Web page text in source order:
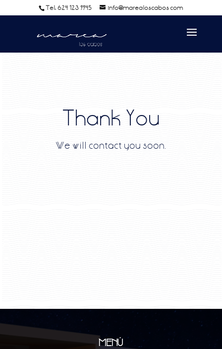
Tel: 624 123 9945 info@marealoscabos.com
Thank You
We will contact you soon.
MENÚ